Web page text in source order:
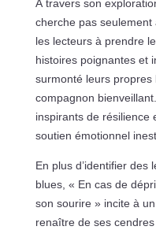
À travers son
cherche pas
les lecteurs à prendre
histoires poignantes et
surmonté leurs propres
compagnon
inspirants de résilience
soutien émotionnel
En plus d’identifier des
blues, « En cas de
son sourire » incite à
renaître de ses